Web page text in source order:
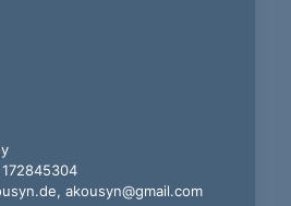
akousyn@gmail.com